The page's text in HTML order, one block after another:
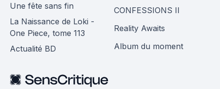
Une fête sans fin
La Naissance de Loki -
One Piece, tome 113
Actualité BD
CONFESSIONS II
Reality Awaits
Album du moment